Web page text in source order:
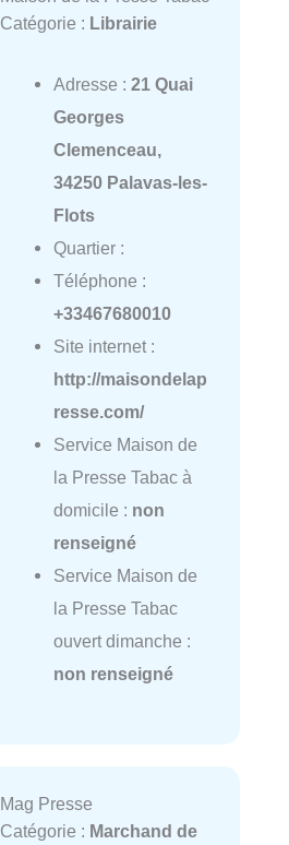
Catégorie : Librairie
Adresse : 21 Quai
Georges
Clemenceau,
34250 Palavas-les-
Flots
Quartier :
Téléphone :
+33467680010
Site internet :
http://maisondelap
resse.com/
Service Maison de
la Presse Tabac à
domicile : non
renseigné
Service Maison de
la Presse Tabac
ouvert dimanche :
non renseigné
Mag Presse
Catégorie : Marchand de